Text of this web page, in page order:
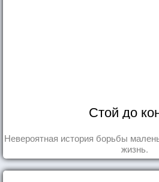
Стой до
Невероятная история борьбы
жизнь.